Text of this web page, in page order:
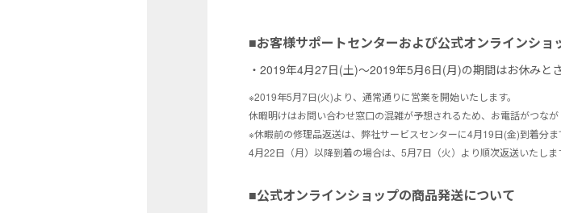
■お客様サポートセンターおよび公式オンラインショ
・2019年4月27日(土)〜2019年5月6日(月)の期間はお休みと
※2019年5月7日(火)より、通常通りに営業を開始いたします。
休暇明けはお問い合わせ窓口の混雑が予想されるため、お電話がつなが
※休暇前の修理品返送は、弊社サービスセンターに4月19日(金)到着分ま
4月22日（月）以降到着の場合は、5月7日（火）より順次返送いたしま
■公式オンラインショップの商品発送について